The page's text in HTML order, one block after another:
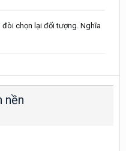
đòi chọn lại đối tượng. Nghĩa
nền